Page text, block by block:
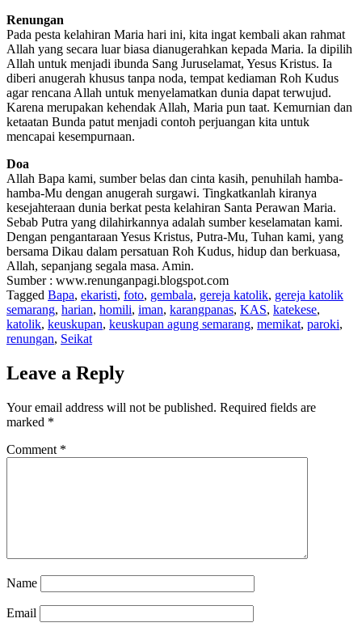
Renungan
Pada pesta kelahiran Maria hari ini, kita ingat kembali akan rahmat
Allah yang secara luar biasa dianugerahkan kepada Maria. Ia dipilih
Allah untuk menjadi ibunda Sang Juruselamat, Yesus Kristus. Ia
diberi anugerah khusus tanpa noda, tempat kediaman Roh Kudus
agar rencana Allah untuk menyelamatkan dunia dapat terwujud.
Karena merupakan kehendak Allah, Maria pun taat. Kemurnian dan
ketaatan Bunda patut menjadi contoh perjuangan kita untuk
mencapai kesempurnaan.
Doa
Allah Bapa kami, sumber belas dan cinta kasih, penuhilah hamba-
hamba-Mu dengan anugerah surgawi. Tingkatkanlah kiranya
kesejahteraan dunia berkat pesta kelahiran Santa Perawan Maria.
Sebab Putra yang dilahirkannya adalah sumber keselamatan kami.
Dengan pengantaraan Yesus Kristus, Putra-Mu, Tuhan kami, yang
bersama Dikau dalam persatuan Roh Kudus, hidup dan berkuasa,
Allah, sepanjang segala masa. Amin.
Sumber : www.renunganpagi.blogspot.com
Tagged Bapa, ekaristi, foto, gembala, gereja katolik, gereja katolik
semarang, harian, homili, iman, karangpanas, KAS, katekese,
katolik, keuskupan, keuskupan agung semarang, memikat, paroki,
renungan, Seikat
Leave a Reply
Your email address will not be published. Required fields are
marked *
Comment *
Name
Email